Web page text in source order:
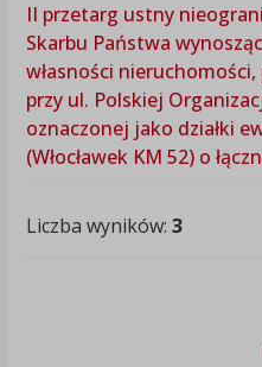
II przetarg ustny
Skarbu Państwa
własności nieruchomości,
przy ul. Polskiej
oznaczonej jako działki
(Włocławek KM 52) o
Liczba wyników: 3